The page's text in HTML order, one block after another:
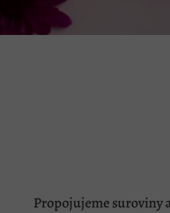
Propojujeme suroviny